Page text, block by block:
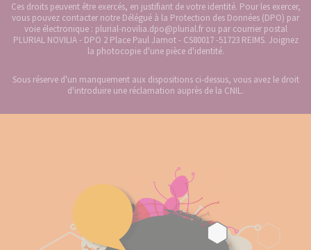
Ces droits peuvent être exercés, en justifiant de votre identité. Pour les exercer,
vous pouvez contacter notre Délégué à la Protection des Données (DPO) par
voie électronique : plurial-novilia.dpo@plurial.fr ou par courrier postal
PLURIAL NOVILIA - DPO 2 Place Paul Jamot - CS80017 -51723 REIMS. Joignez
la photocopie d'une pièce d'identité.
Sous réserve d'un manquement aux dispositions ci-dessus, vous avez le droit
d'introduire une réclamation auprès de la CNIL.